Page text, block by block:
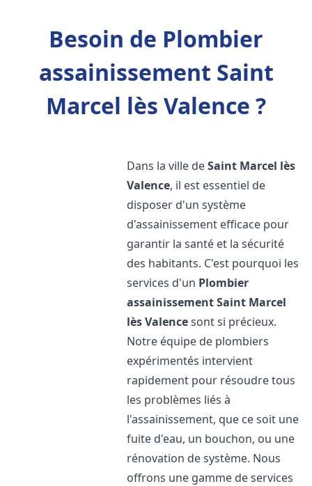
Besoin de Plombier
assainissement Saint
Marcel lès Valence ?
Dans la ville deSaint Marcel lès
Valence, il est essentiel de
disposer d'un système
d'assainissement efficace pour
garantir la santé et la sécurité
des habitants. C'est pourquoi les
services d'un Plombier
assainissementSaint Marcel
lès Valencesont si précieux.
Notre équipe de plombiers
expérimentés intervient
rapidement pour résoudre tous
les problèmes liés à
l'assainissement, que ce soit une
fuite d'eau, un bouchon, ou une
rénovation de système. Nous
offrons une gamme de services